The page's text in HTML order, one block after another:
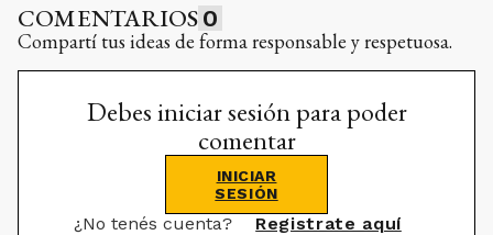
COMENTARIOS 0
Compartí tus ideas de forma responsable y respetuosa.
Debes iniciar sesión para poder
comentar
INICIAR
SESIÓN
¿No tenés cuenta? Registrate aquí